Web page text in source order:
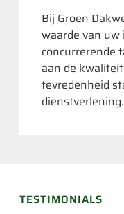
Bij Groen
waarde van uw
concurrerende
aan de
tevredenheid
dienstverlening.
TESTIMONIALS